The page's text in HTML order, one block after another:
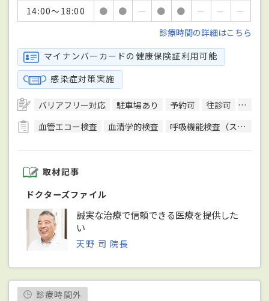
14:00～18:00
● ● － ● ● － －
－
診療時間の詳細はこちら
マイナンバーカードの健康保険証利用可能
感染症対策実施
バリアフリー対応 駐車場あり 予約可 往診可
訪問
血管エコー検査
血清学的検査 呼吸機能検査（スパイロメトリー）
取材記事
ドクターズファイル
誠実な治療で信頼できる医療を提供した
い
天野 司 院長
診療時間外